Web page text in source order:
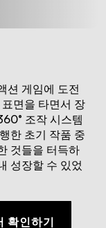
션 게임에 도전
면을 타면서 장
조작 시스템
한 초기 작품 중
것들을 터득하
성장할 수 있었
확인하기